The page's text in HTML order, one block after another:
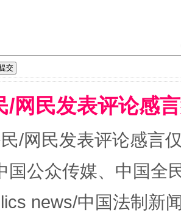
段成刚被判无期
/网民发表评论感
/网民发表评论感言
国公众传媒、中国全
news/中国法制新